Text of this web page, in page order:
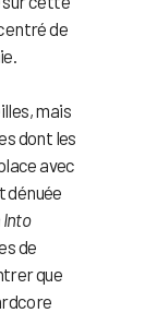
de
mais
dont les
avec
dénuée
Into
de
que